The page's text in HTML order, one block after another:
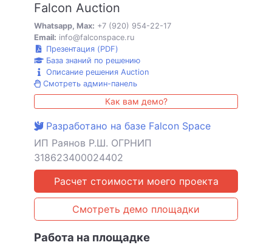
Falcon Auction
Whatsapp, Max: +7 (920) 954-22-17
Email: info@falconspace.ru
Презентация (PDF)
База знаний по решению
Описание решения Auction
Смотреть админ-панель
Как вам демо?
Разработано на базе Falcon Space
ИП Раянов Р.Ш. ОГРНИП
318623400024402
Расчет стоимости моего проекта
Смотреть демо площадки
Работа на площадке